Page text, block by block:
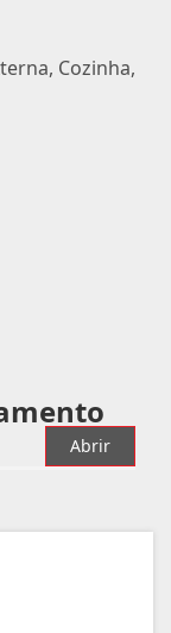
Cozinha,
Abrir